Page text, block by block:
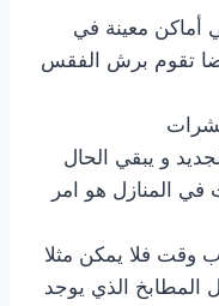
أماكن معينة في
تقوم برش الفقس
و يبقي الحال
المنازل هو امر
وقت فلا يمكن مثلا
الذي يوجد